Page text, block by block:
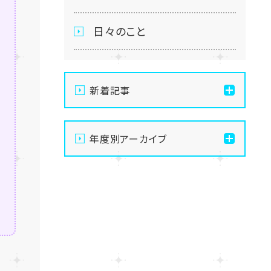
日々のこと
新着記事
【浜松】面談室夏仕様にな
りました⭐
年度別アーカイブ